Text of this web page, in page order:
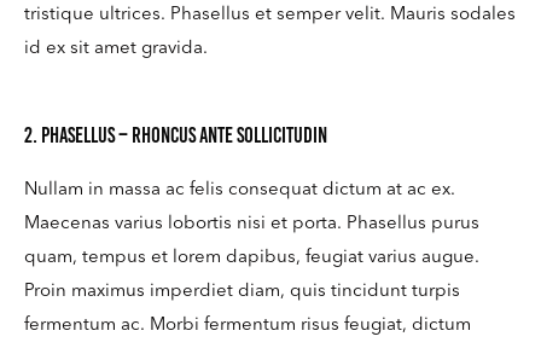
tristique ultrices. Phasellus et semper velit. Mauris sodales
id ex sit amet gravida.
2. Phasellus – rhoncus ante sollicitudin
Nullam in massa ac felis consequat dictum at ac ex.
Maecenas varius lobortis nisi et porta. Phasellus purus
quam, tempus et lorem dapibus, feugiat varius augue.
Proin maximus imperdiet diam, quis tincidunt turpis
fermentum ac. Morbi fermentum risus feugiat, dictum